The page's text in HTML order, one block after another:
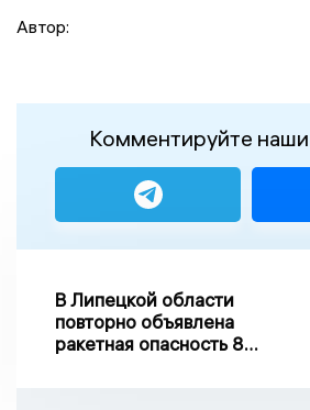
Автор:
Комментируйте
В Липецкой области
повторно объявлена
ракетная опасность 8